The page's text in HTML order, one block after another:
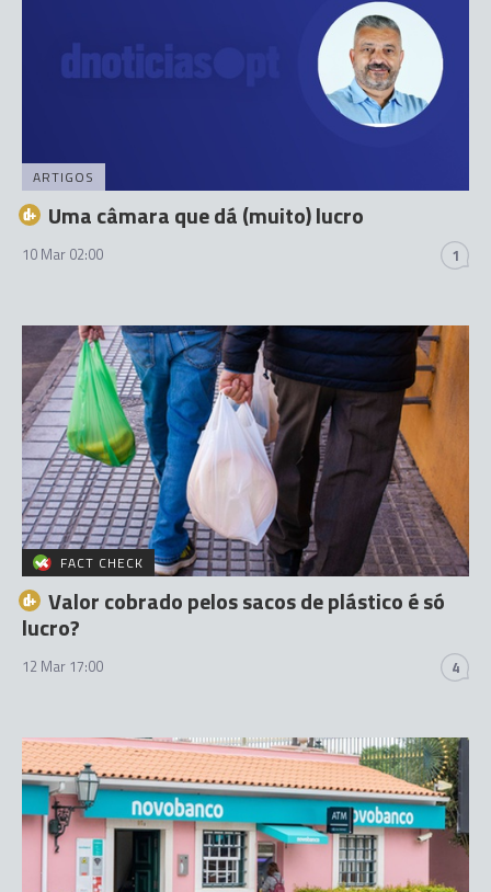
ARTIGOS
Uma câmara que dá (muito) lucro
10 Mar 02:00 1
FACT CHECK
Valor cobrado pelos sacos de plástico é só
lucro?
12 Mar 17:00 4